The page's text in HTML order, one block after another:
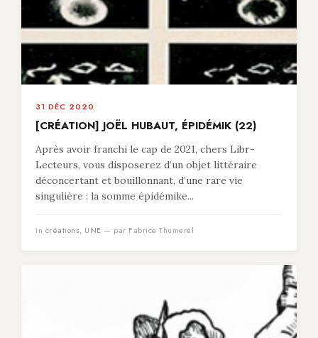
31 DÉC 2020
[CRÉATION] JOËL HUBAUT, ÉPIDÉMIK (22)
Après avoir franchi le cap de 2021, chers Libr-
Lecteurs, vous disposerez d’un objet littéraire
déconcertant et bouillonnant, d’une rare vie
singulière : la somme épidémike...
in créations, UNE — par Fabrice Thumerel